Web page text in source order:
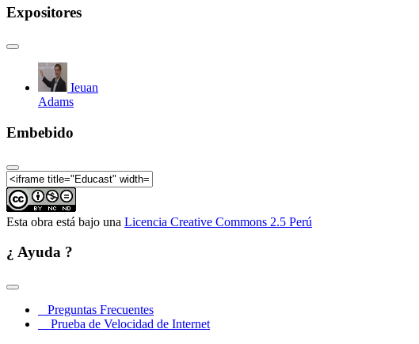
Expositores
Ieuan
Adams
Embebido
Esta obra está bajo una Licencia Creative Commons 2.5 Perú
¿ Ayuda ?
Preguntas Frecuentes
Prueba de Velocidad de Internet